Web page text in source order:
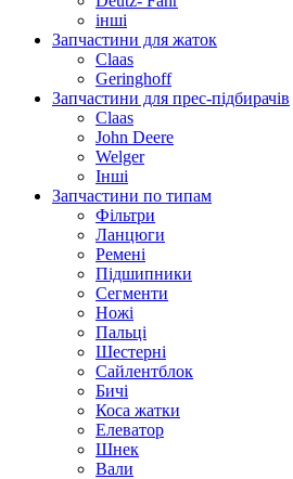
інші
Запчастини для жаток
Claas
Geringhoff
Запчастини для прес-підбирачів
Claas
John Deere
Welger
Інші
Запчастини по типам
Фільтри
Ланцюги
Ремені
Підшипники
Сегменти
Ножі
Пальці
Шестерні
Сайлентблок
Бичі
Коса жатки
Елеватор
Шнек
Вали